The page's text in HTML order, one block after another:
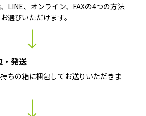
LINE、オンライン、FAXの4つの方法
選びいただけます。
・発送
ちの箱に梱包してお送りいただきま